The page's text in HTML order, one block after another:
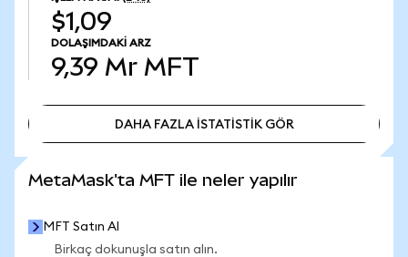
$1,09
DOLAŞIMDAKI ARZ
9,39 Mr MFT
DAHA FAZLA İSTATİSTİK GÖR
MetaMask'ta MFT ile neler yapılır
MFT Satın Al
Birkaç dokunuşla satın alın.